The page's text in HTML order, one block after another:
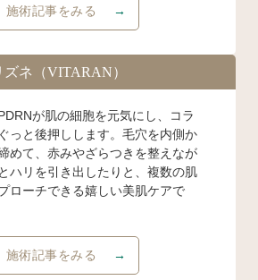
施術記事をみる
ズネ（VITARAN）
が肌の細胞を元気にし、コラ
っと後押しします。毛穴を内側か
めて、赤みやざらつきを整えなが
ハリを引き出したりと、複数の肌
ローチできる嬉しい美肌ケアで
施術記事をみる